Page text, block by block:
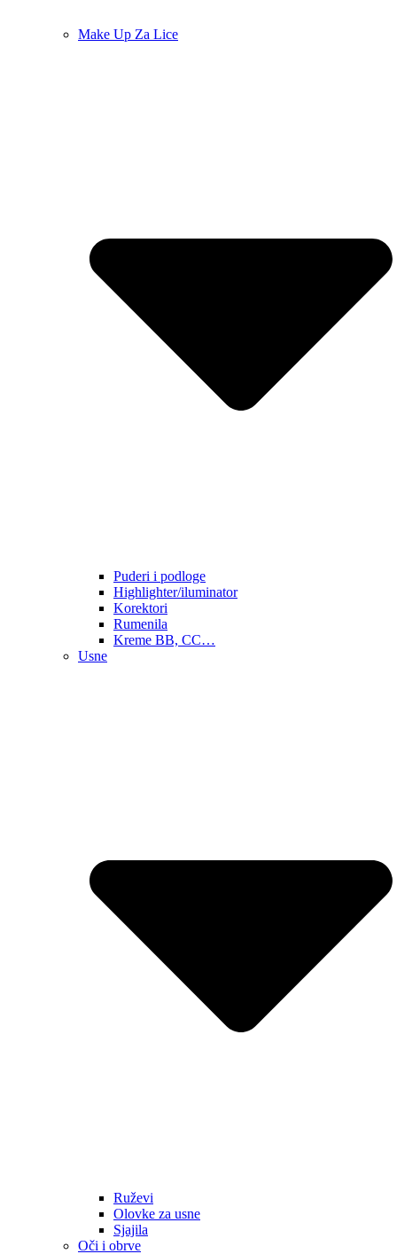
Make Up Za Lice
Puderi i podloge
Highlighter/iluminator
Korektori
Rumenila
Kreme BB, CC…
Usne
Ruževi
Olovke za usne
Sjajila
Oči i obrve